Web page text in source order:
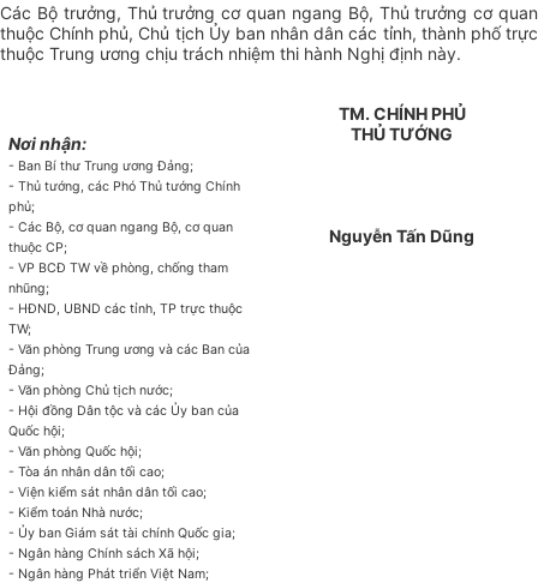
Các Bộ trưởng, Thủ trưởng cơ quan ngang Bộ, Thủ trưởng cơ quan
thuộc Chính phủ, Chủ tịch Ủy ban nhân dân các tỉnh, thành phố trực
thuộc Trung ương chịu trách nhiệm thi hành Nghị định này.
Nơi nhận:
- Ban Bí thư Trung ương Đảng;
- Thủ tướng, các Phó Thủ tướng Chính
phủ;
- Các Bộ, cơ quan ngang Bộ, cơ quan
thuộc CP;
- VP BCĐ TW về phòng, chống tham
nhũng;
- HĐND, UBND các tỉnh, TP trực thuộc
TW;
- Văn phòng Trung ương và các Ban của
Đảng;
- Văn phòng Chủ tịch nước;
- Hội đồng Dân tộc và các Ủy ban của
Quốc hội;
- Văn phòng Quốc hội;
- Tòa án nhân dân tối cao;
- Viện kiểm sát nhân dân tối cao;
- Kiểm toán Nhà nước;
- Ủy ban Giám sát tài chính Quốc gia;
- Ngân hàng Chính sách Xã hội;
- Ngân hàng Phát triển Việt Nam;
TM. CHÍNH PHỦ
THỦ TƯỚNG
Nguyễn Tấn Dũng